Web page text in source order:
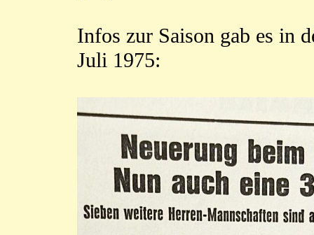
Infos zur Saison gab es in
Juli 1975: